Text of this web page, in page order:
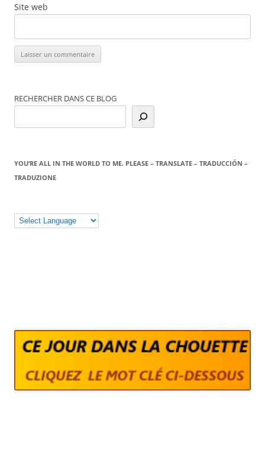
Site web
RECHERCHER DANS CE BLOG
YOU’RE ALL IN THE WORLD TO ME. PLEASE – TRANSLATE – TRADUCCIÓN –
TRADUZIONE